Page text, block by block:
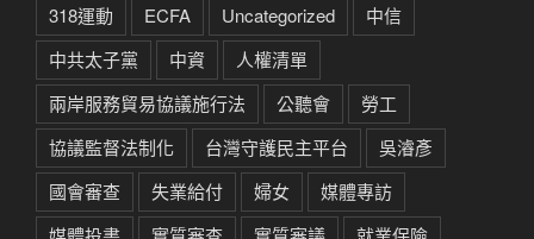
318運動 ECFA Uncategorized
中信
中共太子黨
中資
人權清單
兩岸服務貿易協議施行法
公聽會
勞工
協議監督法制化
台灣守護民主平台
吳濬彥
國會審查
失業給付 婦女
媒體專訪